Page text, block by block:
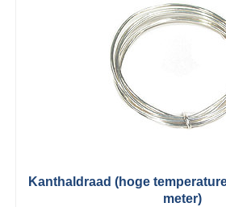
Kanthaldraad (hoge
meter)